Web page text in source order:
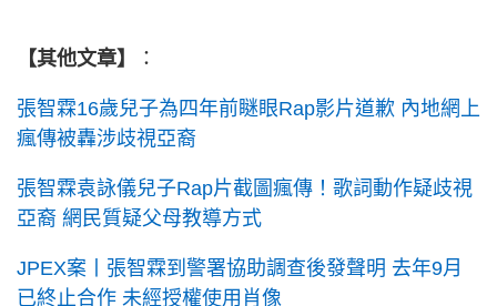
【其他文章】 ：
張智霖16歲兒子為四年前瞇眼Rap影片道歉 內地網上
瘋傳被轟涉歧視亞裔
張智霖袁詠儀兒子Rap片截圖瘋傳！歌詞動作疑歧視
亞裔 網民質疑父母教導方式
JPEX案丨張智霖到警署協助調查後發聲明 去年9月
已終止合作 未經授權使用肖像